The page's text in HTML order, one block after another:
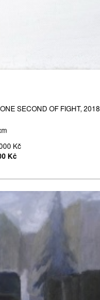
SECOND OF FIGHT, 2018
Kč
Kč